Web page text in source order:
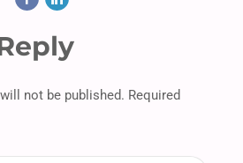
not be published. Required